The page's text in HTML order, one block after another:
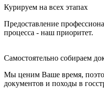
Курируем на всех этапах
Предоставление
процесса - наш приоритет.
Самостоятельно собираем
Мы ценим Ваше время,
документов и походы в